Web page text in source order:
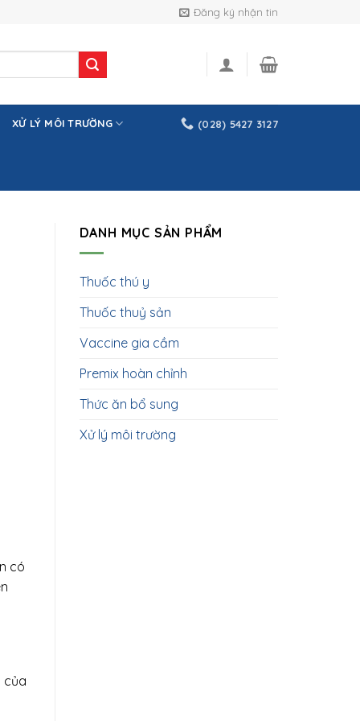
Đăng ký nhận tin
XỬ LÝ MÔI TRƯỜNG (028) 5427 3127
có
của
DANH MỤC SẢN PHẨM
Thuốc thú y
Thuốc thuỷ sản
Vaccine gia cầm
Premix hoàn chỉnh
Thức ăn bổ sung
Xử lý môi trường